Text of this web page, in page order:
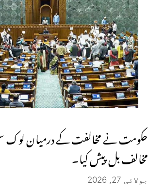
حکومت نے مخالفت کے درمیان لوک
مخالف بل پیش کیا۔
جولائی 27, 2026